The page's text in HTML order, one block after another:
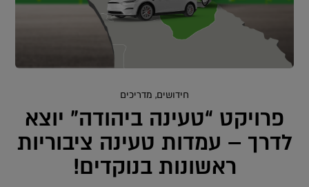
חידושים, מדריכים
פרויקט “טעינה ביהודה” יוצא
לדרך – עמדות טעינה ציבוריות
ראשונות בנוקדים!